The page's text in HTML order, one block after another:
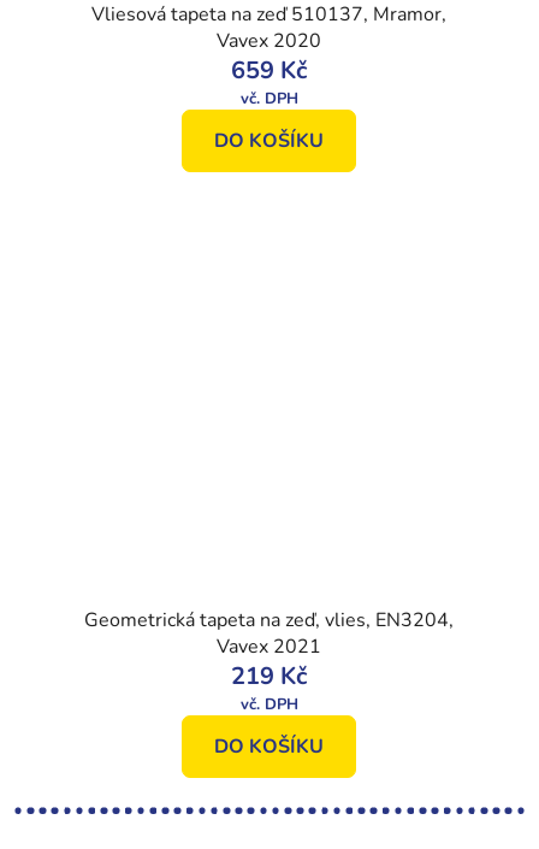
Vliesová tapeta na zeď 510137, Mramor,
Vavex 2020
659 Kč
DO KOŠÍKU
Geometrická tapeta na zeď, vlies, EN3204,
Vavex 2021
219 Kč
DO KOŠÍKU